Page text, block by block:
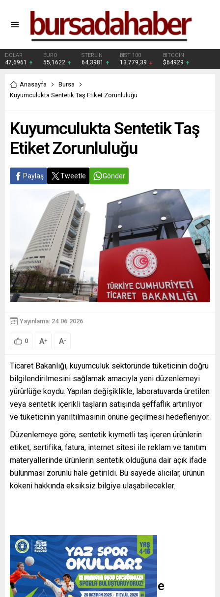
DOLAR
47,6961
EURO
55,1622
STERLİN
64,3981
BIST 100
13.779,39
BITCOIN
$64929
Anasayfa
Bursa
Kuyumculukta Sentetik Taş Etiket Zorunluluğu
Kuyumculukta Sentetik Taş
Etiket Zorunluluğu
Paylaş Tweetle Gönder
Yayınlama: 24.06.2026
0 A+ A-
Ticaret Bakanlığı, kuyumculuk sektöründe tüketicinin doğru
bilgilendirilmesini sağlamak amacıyla yeni düzenlemeyi
yürürlüğe koydu. Yapılan değişiklikle, laboratuvarda üretilen
veya sentetik içerikli taşların satışında şeffaflık artırılıyor
ve tüketicinin yanıltılmasının önüne geçilmesi hedefleniyor.
Düzenlemeye göre; sentetik kıymetli taş içeren ürünlerin
etiket, sertifika, fatura, internet sitesi ile reklam ve tanıtım
materyallerinde ürünlerin sentetik olduğuna dair açık ifade
bulunması zorunlu hale getirildi. Bu sayede alıcılar, ürünün
kökeni hakkında eksiksiz bilgiye ulaşabilecekler.
Uygulama ve Bilgilendirme